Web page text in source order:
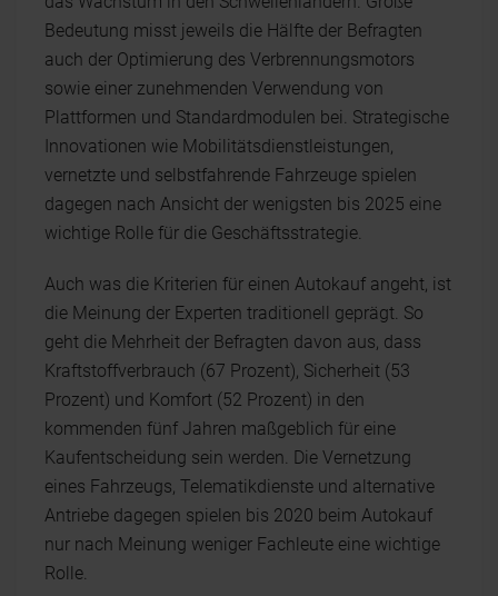
Bedeutung misst jeweils die Hälfte der Befragten
auch der Optimierung des Verbrennungsmotors
sowie einer zunehmenden Verwendung von
Plattformen und Standardmodulen bei. Strategische
Innovationen wie Mobilitätsdienstleistungen,
vernetzte und selbstfahrende Fahrzeuge spielen
dagegen nach Ansicht der wenigsten bis 2025 eine
wichtige Rolle für die Geschäftsstrategie.
Auch was die Kriterien für einen Autokauf angeht, ist
die Meinung der Experten traditionell geprägt. So
geht die Mehrheit der Befragten davon aus, dass
Kraftstoffverbrauch (67 Prozent), Sicherheit (53
Prozent) und Komfort (52 Prozent) in den
kommenden fünf Jahren maßgeblich für eine
Kaufentscheidung sein werden. Die Vernetzung
eines Fahrzeugs, Telematikdienste und alternative
Antriebe dagegen spielen bis 2020 beim Autokauf
nur nach Meinung weniger Fachleute eine wichtige
Rolle.